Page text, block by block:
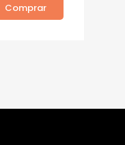
Comprar